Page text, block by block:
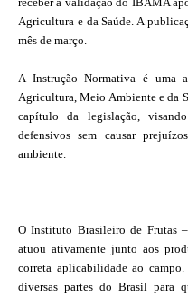
Agricultura e da Saúde. A
mês de março.
A Instrução Normativa é uma
Agricultura, Meio Ambiente e da
capítulo da legislação,
defensivos sem causar
ambiente.
O Instituto Brasileiro de Frutas
atuou ativamente junto aos
correta aplicabilidade ao campo.
diversas partes do Brasil para